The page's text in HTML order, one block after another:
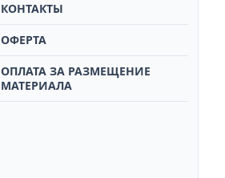
КОНТАКТЫ
ОФЕРТА
ОПЛАТА ЗА РАЗМЕЩЕНИЕ
МАТЕРИАЛА